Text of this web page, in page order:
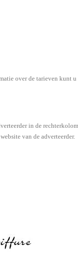
over de tarieven kunt u
in de rechterkolom
van de adverteerder.